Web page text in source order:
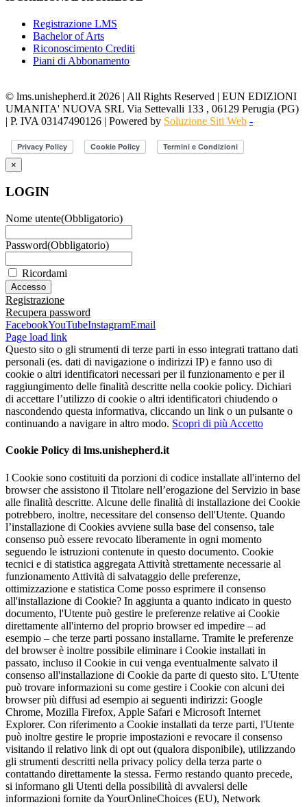
Registrazione LMS
Bachelor of Arts
Riconoscimento Crediti
Piani di Abbonamento
© lms.unishepherd.it 2026 | All Rights Reserved | EUN EDIZIONI
UMANITA' NUOVA SRL Via Settevalli 133 , 06129 Perugia (PG)
| P. IVA 03147490126 | Powered by Soluzione Siti Web -
×
LOGIN
Nome utente(Obbligatorio)
Password(Obbligatorio)
Ricordami
Registrazione
Recupera password
FacebookYouTubeInstagramEmail
Page load link
Questo sito o gli strumenti di terze parti in esso integrati trattano dati
personali (es. dati di navigazione o indirizzi IP) e fanno uso di
cookie o altri identificatori necessari per il funzionamento e per il
raggiungimento delle finalità descritte nella cookie policy. Dichiari
di accettare l’utilizzo di cookie o altri identificatori chiudendo o
nascondendo questa informativa, cliccando un link o un pulsante o
continuando a navigare in altro modo. Scopri di più Accetto
Cookie Policy di lms.unishepherd.it
I Cookie sono costituiti da porzioni di codice installate all'interno del
browser che assistono il Titolare nell’erogazione del Servizio in base
alle finalità descritte. Alcune delle finalità di installazione dei Cookie
potrebbero, inoltre, necessitare del consenso dell'Utente. Quando
l’installazione di Cookies avviene sulla base del consenso, tale
consenso può essere revocato liberamente in ogni momento
seguendo le istruzioni contenute in questo documento. Cookie
tecnici e di statistica aggregata Attività strettamente necessarie al
funzionamento Attività di salvataggio delle preferenze,
ottimizzazione e statistica Come posso esprimere il consenso
all'installazione di Cookie? In aggiunta a quanto indicato in questo
documento, l'Utente può gestire le preferenze relative ai Cookie
direttamente all'interno del proprio browser ed impedire – ad
esempio – che terze parti possano installarne. Tramite le preferenze
del browser è inoltre possibile eliminare i Cookie installati in
passato, incluso il Cookie in cui venga eventualmente salvato il
consenso all'installazione di Cookie da parte di questo sito. L'Utente
può trovare informazioni su come gestire i Cookie con alcuni dei
browser più diffusi ad esempio ai seguenti indirizzi: Google
Chrome, Mozilla Firefox, Apple Safari e Microsoft Internet
Explorer. Con riferimento a Cookie installati da terze parti, l'Utente
può inoltre gestire le proprie impostazioni e revocare il consenso
visitando il relativo link di opt out (qualora disponibile), utilizzando
gli strumenti descritti nella privacy policy della terza parte o
contattando direttamente la stessa. Fermo restando quanto precede,
si informano gli Utenti della possibilità di avvalersi delle
informazioni fornite da YourOnlineChoices (EU), Network